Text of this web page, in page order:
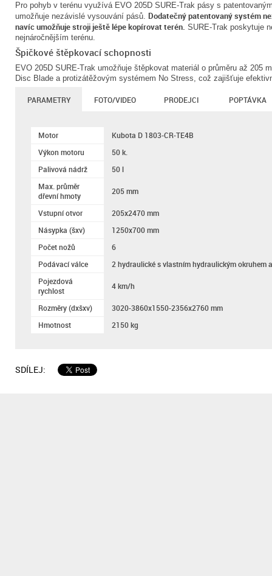
Pro pohyb v terénu využívá EVO 205D SURE-Trak pásy s
umožňuje nezávislé vysouvání pásů. Dodatečný patentovaný systém
navíc umožňuje stroji ještě lépe kopírovat terén. SURE-Trak poskytuje
nejnáročnějším terénu.
Špičkové štěpkovací schopnosti
EVO 205D SURE-Trak umožňuje štěpkovat materiál o průměru až 205
Disc Blade a protizátěžovým systémem No Stress, což zajišťuje
PARAMETRY FOTO/VIDEO PRODEJCI POPTÁVKA
Motor
Kubota D 1803-CR-TE4B
Výkon motoru
50 k.
Palivová nádrž
50 l
Max. průměr
dřevní hmoty
205 mm
Vstupní otvor
205x2470 mm
Násypka (šxv)
1250x700 mm
Počet nožů
6
Podávací válce
2 hydraulické s vlastním hydraulickým okruhem
Pojezdová
rychlost
4 km/h
Rozměry (dxšxv)
3020-3860x1550-2356x2760 mm
Hmotnost
2150 kg
SDÍLEJ: